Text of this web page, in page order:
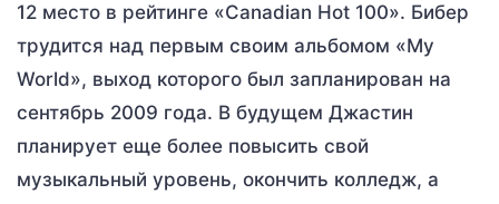
12 место в рейтинге «Canadian Hot 100». Бибер
трудится над первым своим альбомом «My
World», выход которого был запланирован на
сентябрь 2009 года. В будущем Джастин
планирует еще более повысить свой
музыкальный уровень, окончить колледж, а